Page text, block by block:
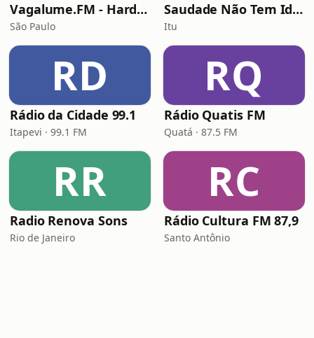
Vagalume.FM - Hard Rock
São Paulo
Saudade Não Tem Idade
Itu
RD
Rádio da Cidade 99.1
Itapevi · 99.1 FM
RQ
Rádio Quatis FM
Quatá · 87.5 FM
RR
Radio Renova Sons
Rio de Janeiro
RC
Rádio Cultura FM 87,9
Santo Antônio